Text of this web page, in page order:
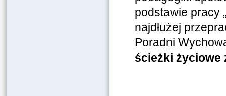
podstawie pracy
najdłużej
Poradni
ścieżki życiowe